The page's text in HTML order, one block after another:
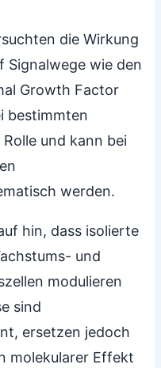
die Wirkung
Signalwege wie den
Growth Factor
bestimmten
und kann bei
werden.
hin, dass isolierte
und
modulieren
sind
ersetzen jedoch
molekularer Effekt